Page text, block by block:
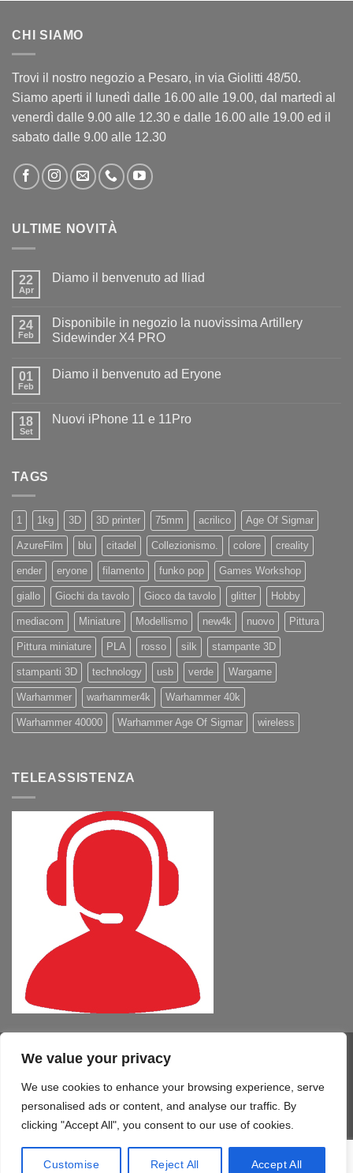
We value your privacy
We use cookies to enhance your browsing experience, serve
personalised ads or content, and analyse our traffic. By
clicking "Accept All", you consent to our use of cookies.
Customise Reject All Accept All
CHI SIAMO
Trovi il nostro negozio a Pesaro, in via Giolitti 48/50.
Siamo aperti il lunedì dalle 16.00 alle 19.00, dal martedì al
venerdì dalle 9.00 alle 12.30 e dalle 16.00 alle 19.00 ed il
sabato dalle 9.00 alle 12.30
ULTIME NOVITÀ
22
Apr
Diamo il benvenuto ad Iliad
Diamo
il
benvenuto
24
Feb
Disponibile in negozio la nuovissima Artillery
Sidewinder X4 PRO
su
la
nuovissima
01
Feb
Diamo il benvenuto ad Eryone
Diamo
18
Set
Nuovi iPhone 11 e 11Pro
TAGS
1 1kg 3D 3D printer 75mm acrilico Age Of Sigmar
AzureFilm blu citadel Collezionismo. colore creality
ender eryone filamento funko pop Games Workshop
giallo Giochi da tavolo Gioco da tavolo glitter Hobby
mediacom Miniature Modellismo new4k nuovo Pittura
Pittura miniature PLA rosso silk stampante 3D
stampanti 3D technology usb verde Wargame
Warhammer warhammer4k Warhammer 40k
Warhammer 40000 Warhammer Age Of Sigmar wireless
TELEASSISTENZA
Visa PayPal MasterCard
Delivery
COMPUTER – TABLET – SMARTPHONE SOFTWARE
SERVIZI
STAMPA 3D
TELEFONIA CONTATTI
Copyright 2026 ©Mono Informatica S.r.l.c.r.
0721.1921940 - P.IVA 02515170419